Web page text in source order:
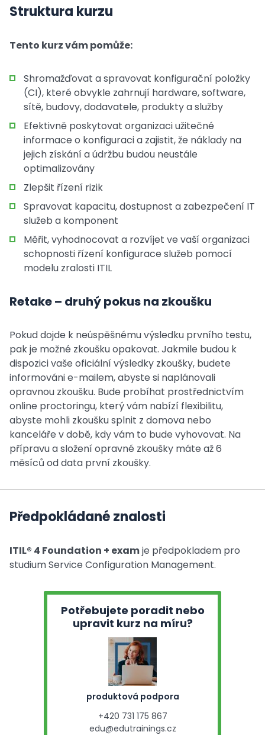
Struktura kurzu
Tento kurz vám pomůže:
Shromažďovat a spravovat konfigurační položky
(CI), které obvykle zahrnují hardware, software,
sítě, budovy, dodavatele, produkty a služby
Efektivně poskytovat organizaci užitečné
informace o konfiguraci a zajistit, že náklady na
jejich získání a údržbu budou neustále
optimalizovány
Zlepšit řízení rizik
Spravovat kapacitu, dostupnost a zabezpečení IT
služeb a komponent
Měřit, vyhodnocovat a rozvíjet ve vaší organizaci
schopnosti řízení konfigurace služeb pomocí
modelu zralosti ITIL
Retake – druhý pokus na zkoušku
Pokud dojde k neúspěšnému výsledku prvního testu,
pak je možné zkoušku opakovat. Jakmile budou k
dispozici vaše oficiální výsledky zkoušky, budete
informováni e-mailem, abyste si naplánovali
opravnou zkoušku. Bude probíhat prostřednictvím
online proctoringu, který vám nabízí flexibilitu,
abyste mohli zkoušku splnit z domova nebo
kanceláře v době, kdy vám to bude vyhovovat. Na
přípravu a složení opravné zkoušky máte až 6
měsíců od data první zkoušky.
Předpokládané znalosti
ITIL® 4 Foundation + examje předpokladem pro
studium Service Configuration Management.
Potřebujete poradit nebo
upravit kurz na míru?
produktová podpora
+420 731 175 867
edu@edutrainings.cz